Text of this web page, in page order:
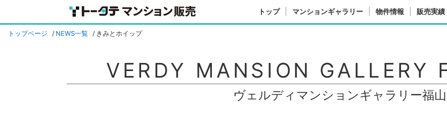
トップ マンションギャラリー 物件情報 販売実績
トップページ NEWS一覧 きみとホイップ
ヴェルディマンションギャラリー福山
VERDY MANSION GALLERY